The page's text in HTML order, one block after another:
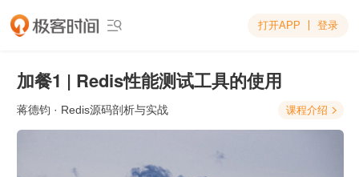
 打开APP 登录
加餐1 | Redis性能测试工具的使用
蒋德钧 · Redis源码剖析与实战 课程介绍 